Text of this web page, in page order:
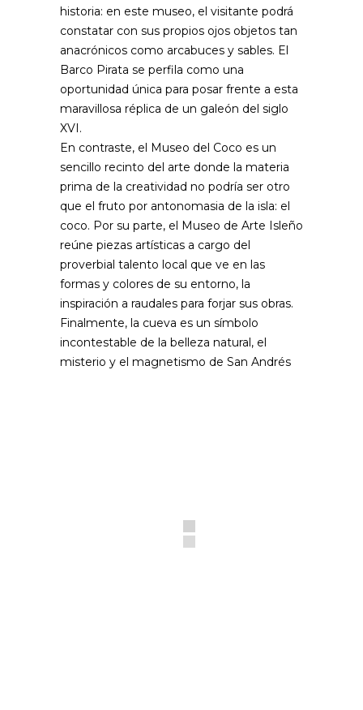
historia: en este museo, el visitante podrá
constatar con sus propios ojos objetos tan
anacrónicos como arcabuces y sables. El
Barco Pirata se perfila como una
oportunidad única para posar frente a esta
maravillosa réplica de un galeón del siglo
XVI.
En contraste, el Museo del Coco es un
sencillo recinto del arte donde la materia
prima de la creatividad no podría ser otro
que el fruto por antonomasia de la isla: el
coco. Por su parte, el Museo de Arte Isleño
reúne piezas artísticas a cargo del
proverbial talento local que ve en las
formas y colores de su entorno, la
inspiración a raudales para forjar sus obras.
Finalmente, la cueva es un símbolo
incontestable de la belleza natural, el
misterio y el magnetismo de San Andrés